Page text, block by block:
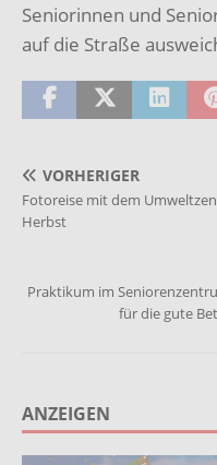
Seniorinnen und
auf die Straße
VORHERIGER
Fotoreise mit dem
Herbst
Praktikum im
für die gute
ANZEIGEN